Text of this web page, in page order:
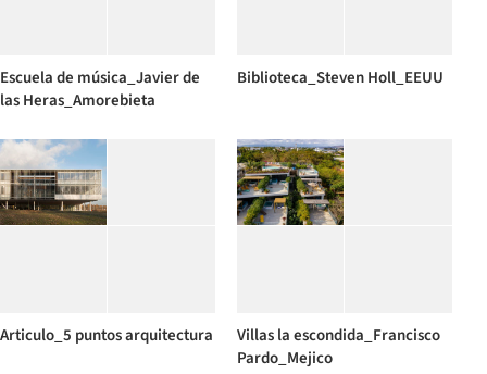
Escuela de música_Javier de
las Heras_Amorebieta
Biblioteca_Steven Holl_EEUU
Articulo_5 puntos arquitectura
Villas la escondida_Francisco
Pardo_Mejico